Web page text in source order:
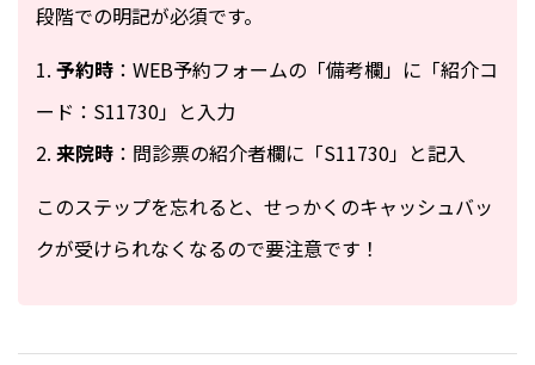
段階での明記が必須です。
1. 予約時 ：WEB予約フォームの「備考欄」に「紹介コ
ード：S11730」と入力
2. 来院時 ：問診票の紹介者欄に「S11730」と記入
このステップを忘れると、せっかくのキャッシュバッ
クが受けられなくなるので要注意です！